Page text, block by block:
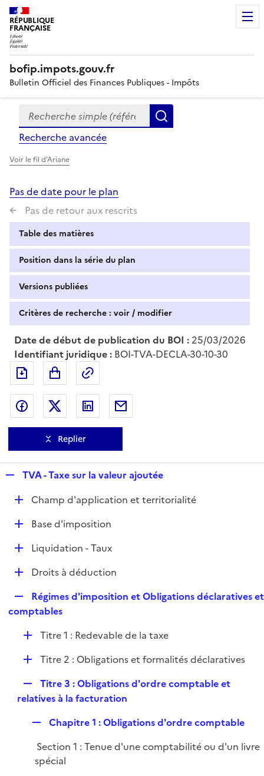
RÉPUBLIQUE
FRANÇAISE
bofip.impots.gouv.fr
Bulletin Officiel des Finances Publiques - Impôts
Formulaire
de
recherche
Recherche simple (références, mots clés, partie du
Recherche avancée
Voir le fil d'Ariane
Pas de date pour le plan
Pas de retour aux rescrits
Table des matières
Position dans la série du plan
Versions publiées
Critères de recherche : voir / modifier
Date de début de publication du BOI : 25/03/2026
Identifiant juridique : BOI-TVA-DECLA-30-10-30
Exporter le document au format pdf
Partager sur Facebook
Partager sur Twitter
Partager sur LinkedIn
Replier
p
l
i
e
TVA - Taxe sur la valeur ajoutée
DChamp d'application et territorialité
D
r
Base d'imposition
D
e
r
Liquidation - Taux
D
l
i
e
r
Droits à déduction
e
l
i
e
r
Régimes d'imposition et Obligations déclaratives et
comptables
D
e
r
Titre 1 : Redevable de la taxe
D
l
r
Titre 2 : Obligations et formalités déclaratives
e
l
e
r
Titre 3 : Obligations d'ordre comptable et
relatives à la facturation
p
l
Chapitre 1 : Obligations d'ordre comptable
Section 1 : Tenue d'une comptabilité ou d'un livre
spécial